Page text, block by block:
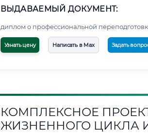
ВЫДАВАЕМЫЙ ДОКУМЕНТ:
диплом о профессиональной
Узнать цену Написать в Max Задать
КОМПЛЕКСНОЕ
ЖИЗНЕННОГО ЦИКЛА